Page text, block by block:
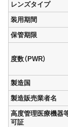
レンズタイプ
装用期間
保管期限
度数（PWR）
製造国
製造販売業者名
高度管理医療機器
可証